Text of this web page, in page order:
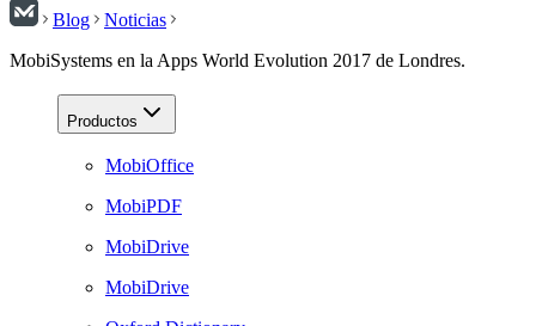
Blog
Noticias
MobiSystems en la Apps World Evolution 2017 de Londres.
Productos
MobiOffice
MobiPDF
MobiDrive
MobiDrive